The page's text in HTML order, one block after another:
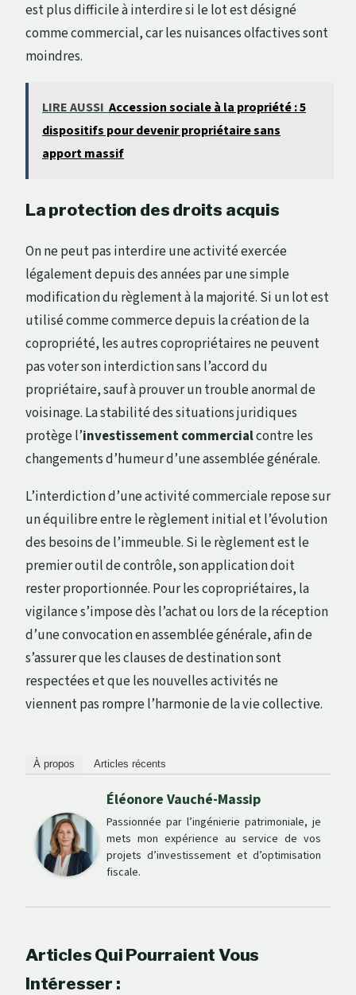
est plus difficile à interdire si le lot est désigné
comme commercial, car les nuisances olfactives sont
moindres.
LIRE AUSSI Accession sociale à la propriété : 5
dispositifs pour devenir propriétaire sans
apport massif
La protection des droits acquis
On ne peut pas interdire une activité exercée
légalement depuis des années par une simple
modification du règlement à la majorité. Si un lot est
utilisé comme commerce depuis la création de la
copropriété, les autres copropriétaires ne peuvent
pas voter son interdiction sans l’accord du
propriétaire, sauf à prouver un trouble anormal de
voisinage. La stabilité des situations juridiques
protège l’investissement commercialcontre les
changements d’humeur d’une assemblée générale.
L’interdiction d’une activité commerciale repose sur
un équilibre entre le règlement initial et l’évolution
des besoins de l’immeuble. Si le règlement est le
premier outil de contrôle, son application doit
rester proportionnée. Pour les copropriétaires, la
vigilance s’impose dès l’achat ou lors de la réception
d’une convocation en assemblée générale, afin de
s’assurer que les clauses de destination sont
respectées et que les nouvelles activités ne
viennent pas rompre l’harmonie de la vie collective.
À propos Articles récents
Éléonore Vauché-Massip
Passionnée par l’ingénierie patrimoniale, je
mets mon expérience au service de vos
projets d’investissement et d’optimisation
fiscale.
Articles Qui Pourraient Vous
Intéresser :